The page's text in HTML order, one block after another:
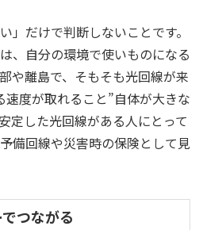
」だけで判断しないことです。
、自分の環境で使いものになる
や離島で、そもそも光回線が来
度が取れること”自体が大きな
定した光回線がある人にとって
備回線や災害時の保険として見
つながる